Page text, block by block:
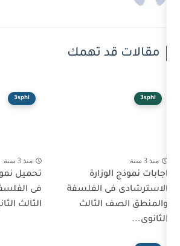
تهمك
الفلسفة
تحميل نموذج الوزارة التجريبى
فى الفلسفة والمنطق الصف
الثالث الثانوى...